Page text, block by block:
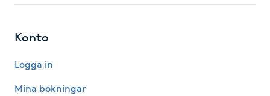
Käkledsbehandling
Konto
Logga in
Mina bokningar